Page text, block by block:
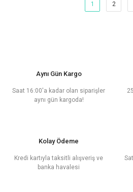
1 2
Aynı Gün Kargo
Saat 16:00'a kadar olan siparişler
aynı gün kargoda!
Kolay Ödeme
Kredi kartıyla taksitli alışveriş ve
banka havalesi